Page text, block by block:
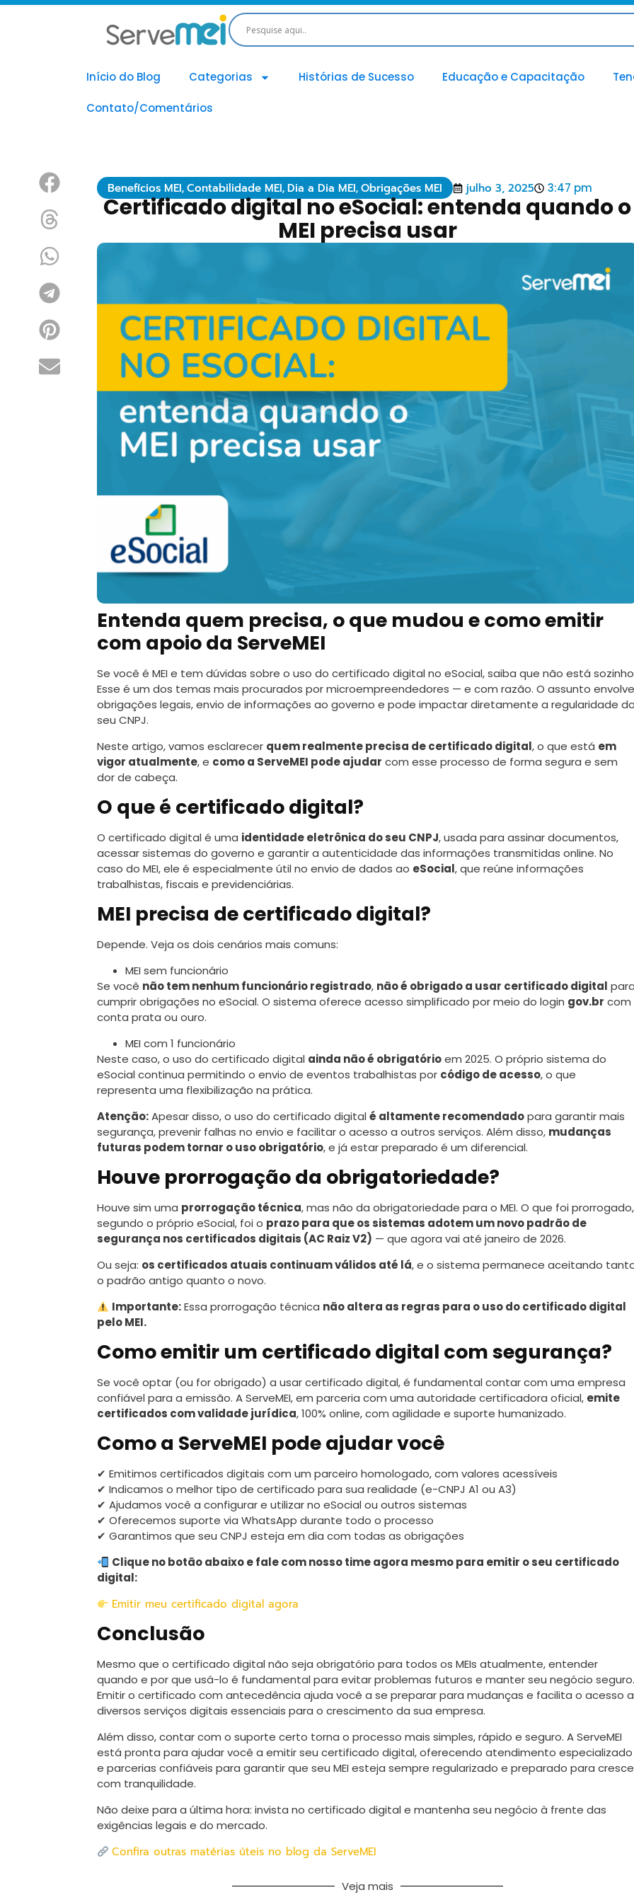
Início do Blog Categorias Histórias de Sucesso Educação e Capacitação
Contato/Comentários
Benefícios MEI,Contabilidade MEI, Dia a Dia MEI,Obrigações MEI julho 3, 2025 3:47 pm
Certificado digital no eSocial: entenda quando o
MEI precisa usar
Entenda quem precisa, o que mudou e como emitir
com apoio da ServeMEI
Se você é MEI e tem dúvidas sobre o uso do certificado digital no eSocial, saiba que não está
Esse é um dos temas mais procurados por microempreendedores — e com razão. O assunto envolve
obrigações legais, envio de informações ao governo e pode impactar diretamente a regularidade
seu CNPJ.
Neste artigo, vamos esclarecer quem realmente precisa de certificado digital, o que está em
vigor atualmente, e como a ServeMEI pode ajudar com esse processo de forma segura e sem
dor de cabeça.
O que é certificado digital?
O certificado digital é uma identidade eletrônica do seu CNPJ, usada para assinar documentos,
acessar sistemas do governo e garantir a autenticidade das informações transmitidas online. No
caso do MEI, ele é especialmente útil no envio de dados ao eSocial, que reúne informações
trabalhistas, fiscais e previdenciárias.
MEI precisa de certificado digital?
Depende. Veja os dois cenários mais comuns:
MEI sem funcionário
Se você não tem nenhum funcionário registrado, não é obrigado a usar certificado digital
cumprir obrigações no eSocial. O sistema oferece acesso simplificado por meio do login gov.br com
conta prata ou ouro.
MEI com 1 funcionário
Neste caso, o uso do certificado digital ainda não é obrigatórioem 2025. O próprio sistema do
eSocial continua permitindo o envio de eventos trabalhistas por código de acesso, o que
representa uma flexibilização na prática.
Atenção:Apesar disso, o uso do certificado digital é altamente recomendadopara garantir mais
segurança, prevenir falhas no envio e facilitar o acesso a outros serviços. Além disso, mudanças
futuras podem tornar o uso obrigatório, e já estar preparado é um diferencial.
Houve prorrogação da obrigatoriedade?
Houve sim uma prorrogação técnica, mas não da obrigatoriedade para o MEI. O que foi prorrogado,
segundo o próprio eSocial, foi o prazo para que os sistemas adotem um novo padrão de
segurança nos certificados digitais (AC Raiz V2) — que agora vai até janeiro de 2026.
Ou seja: os certificados atuais continuam válidos até lá, e o sistema permanece aceitando
o padrão antigo quanto o novo.
Importante:Essa prorrogação técnica não altera as regras para o uso do certificado digital
pelo MEI.
Como emitir um certificado digital com segurança?
Se você optar (ou for obrigado) a usar certificado digital, é fundamental contar com uma empresa
confiável para a emissão. A ServeMEI, em parceria com uma autoridade certificadora oficial, emite
certificados com validade jurídica, 100% online, com agilidade e suporte humanizado.
Como a ServeMEI pode ajudar você
✔ Emitimos certificados digitais com um parceiro homologado, com valores acessíveis
✔ Indicamos o melhor tipo de certificado para sua realidade (e-CNPJ A1 ou A3)
✔ Ajudamos você a configurar e utilizar no eSocial ou outros sistemas
✔ Oferecemos suporte via WhatsApp durante todo o processo
✔ Garantimos que seu CNPJ esteja em dia com todas as obrigações
Clique no botão abaixo e fale com nosso time agora mesmo para emitir o seu certificado
digital:
Emitir meu certificado digital agora
Conclusão
Mesmo que o certificado digital não seja obrigatório para todos os MEIs atualmente, entender
quando e por que usá-lo é fundamental para evitar problemas futuros e manter seu negócio seguro.
Emitir o certificado com antecedência ajuda você a se preparar para mudanças e facilita o acesso a
diversos serviços digitais essenciais para o crescimento da sua empresa.
Além disso, contar com o suporte certo torna o processo mais simples, rápido e seguro. A ServeMEI
está pronta para ajudar você a emitir seu certificado digital, oferecendo atendimento especializado
e parcerias confiáveis para garantir que seu MEI esteja sempre regularizado e preparado para
com tranquilidade.
Não deixe para a última hora: invista no certificado digital e mantenha seu negócio à frente das
exigências legais e do mercado.
Confira outras matérias úteis no blog da ServeMEI
Veja mais